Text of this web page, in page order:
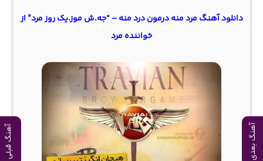
آهنگ بعدی آهنگ قبلی
دانلود آهنگ مرد منه درمون درد منه – “جه.ش موز.یک روز مرد” از
خواننده مرد